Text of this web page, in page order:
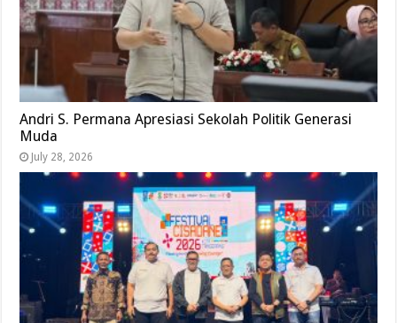
Andri S. Permana Apresiasi Sekolah Politik Generasi
Muda
July 28, 2026